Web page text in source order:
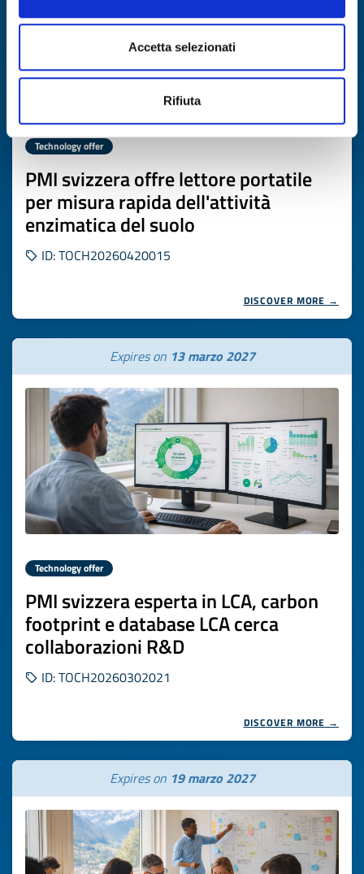
Accetta selezionati
Rifiuta
Technology offer
PMI svizzera offre lettore portatile
per misura rapida dell'attività
enzimatica del suolo
ID: TOCH20260420015
DISCOVER MORE →
Expires on 13 marzo 2027
Technology offer
PMI svizzera esperta in LCA, carbon
footprint e database LCA cerca
collaborazioni R&D
ID: TOCH20260302021
DISCOVER MORE →
Expires on 19 marzo 2027